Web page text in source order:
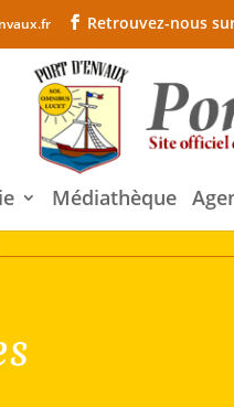
Retrouvez-nous
Médiathèque